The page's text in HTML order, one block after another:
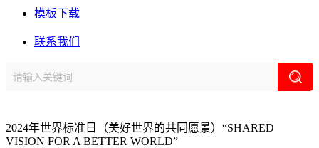
模板下载
联系我们
站
2024年世界标准日（美好世界的共同愿景）“SHARED
VISION FOR A BETTER WORLD”